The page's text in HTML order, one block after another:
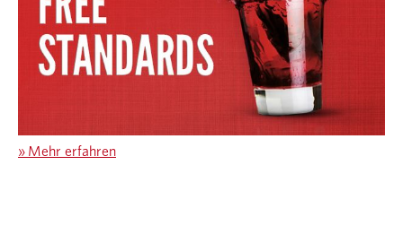
» Mehr erfahren